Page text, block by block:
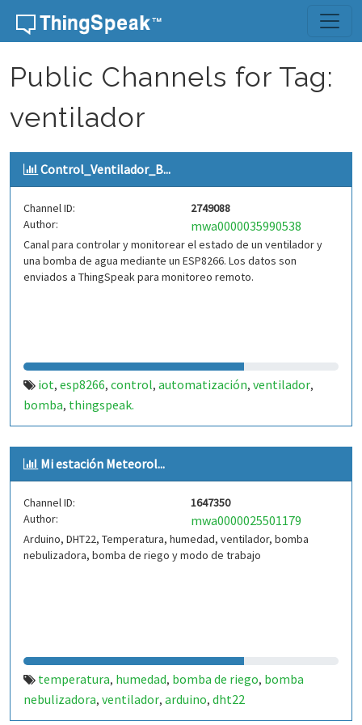
Skip to content
Public Channels for Tag:
ventilador
Control_Ventilador_B...
Channel ID:
2749088
Author:
mwa0000035990538
Canal para controlar y monitorear el estado de un ventilador y
una bomba de agua mediante un ESP8266. Los datos son
enviados a ThingSpeak para monitoreo remoto.
iot, esp8266, control, automatización, ventilador,
bomba, thingspeak.
Mi estación Meteorol...
Channel ID:
1647350
Author:
mwa0000025501179
Arduino, DHT22, Temperatura, humedad, ventilador, bomba
nebulizadora, bomba de riego y modo de trabajo
temperatura, humedad, bomba de riego, bomba
nebulizadora, ventilador, arduino, dht22